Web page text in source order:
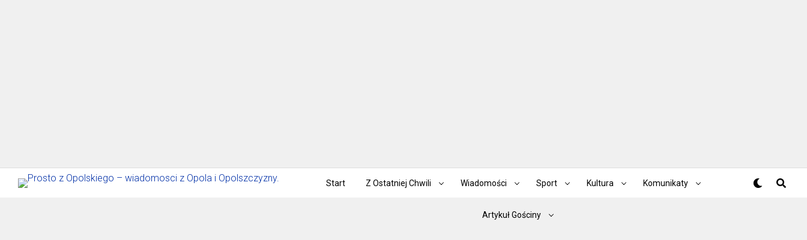
Start Z Ostatniej Chwili Wiadomości Sport Kultura Komunikaty
Artykuł Gościny